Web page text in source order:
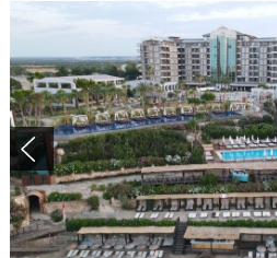
ИЗПРАТИ ЗАПИТВАНЕ
ЛИЦЕНЗ И ЗАСТРАХОВКА
ПОДАРЪЧЕН ВАУЧЕР
БАНКОВИ СМЕТКИ
ИСКАМ ДА НАУЧА ПОВЕЧЕ ....
КОНТАКТИ